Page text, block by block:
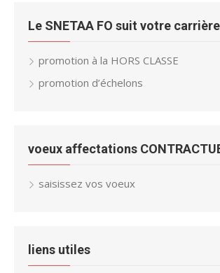
Le SNETAA FO suit votre carrière
promotion à la HORS CLASSE
promotion d’échelons
voeux affectations
saisissez vos voeux
liens utiles